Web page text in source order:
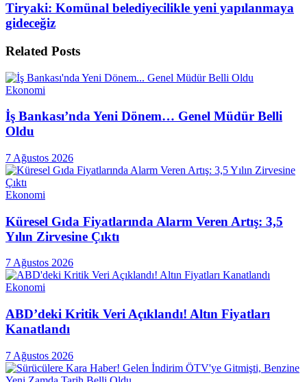
Tiryaki: Komünal belediyecilikle yeni yapılanmaya
gideceğiz
Related Posts
Ekonomi
İş Bankası’nda Yeni Dönem… Genel Müdür Belli
Oldu
7 Ağustos 2026
Ekonomi
Küresel Gıda Fiyatlarında Alarm Veren Artış: 3,5
Yılın Zirvesine Çıktı
7 Ağustos 2026
Ekonomi
ABD’deki Kritik Veri Açıklandı! Altın Fiyatları
Kanatlandı
7 Ağustos 2026